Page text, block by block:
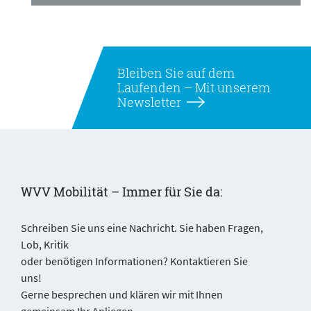
Bleiben Sie auf dem
Laufenden – Mit unserem
Newsletter
WVV Mobilität – Immer für Sie da:
Schreiben Sie uns eine Nachricht. Sie haben Fragen,
Lob, Kritik
oder benötigen Informationen? Kontaktieren Sie
uns!
Gerne besprechen und klären wir mit Ihnen